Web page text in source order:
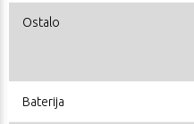
Ostalo
Baterija